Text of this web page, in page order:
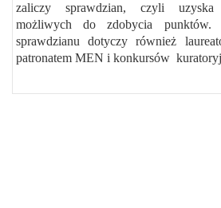
zaliczy sprawdzian, czyli
możliwych do zdobycia punktów.
sprawdzianu dotyczy również
patronatem MEN i konkursów